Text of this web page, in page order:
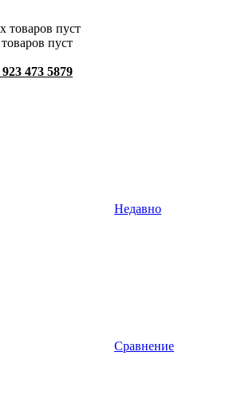
товаров пуст
пуст
473 5879
Недавно
Сравнение